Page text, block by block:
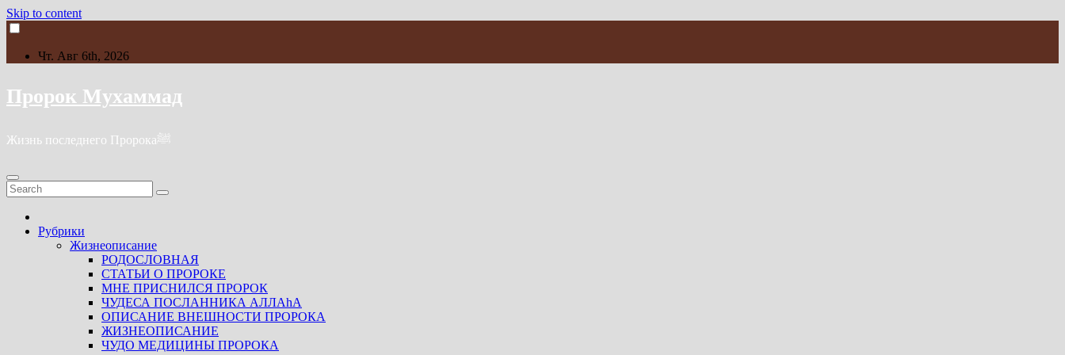
Skip to content
Чт. Авг 6th, 2026
Пророк Мухаммад
Жизнь последнего Пророкаﷺ
Рубрики
Жизнеописание
РОДОСЛОВНАЯ
СТАТЬИ О ПРОРОКЕ
МНЕ ПРИСНИЛСЯ ПРОРОК
ЧУДЕСА ПОСЛАННИКА АЛЛАhА
ОПИСАНИЕ ВНЕШНОСТИ ПРОРОКА
ЖИЗНЕОПИСАНИЕ
ЧУДО МЕДИЦИНЫ ПРОРОКА